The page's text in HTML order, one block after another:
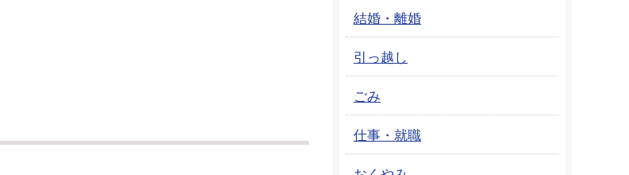
結婚・離婚
引っ越し
ごみ
仕事・就職